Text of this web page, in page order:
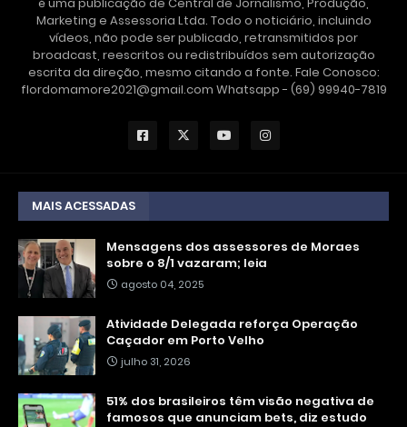
Marketing e Assessoria Ltda. Todo o noticiário, incluindo
vídeos, não pode ser publicado, retransmitidos por
broadcast, reescritos ou redistribuídos sem autorização
escrita da direção, mesmo citando a fonte. Fale Conosco:
flordomamore2021@gmail.com Whatsapp - (69) 99940-7819
MAIS ACESSADAS
Mensagens dos assessores de Moraes
sobre o 8/1 vazaram; leia
agosto 04, 2025
Atividade Delegada reforça Operação
Caçador em Porto Velho
julho 31, 2026
51% dos brasileiros têm visão negativa de
famosos que anunciam bets, diz estudo